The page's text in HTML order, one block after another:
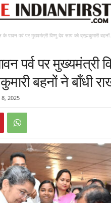
के पावन पर्व पर मुख्यमंत्री विष्णु देव साय को ब्रह्मकुमारी
पर्व पर मुख्यमंत्री
बहनों ने बाँधी
2025